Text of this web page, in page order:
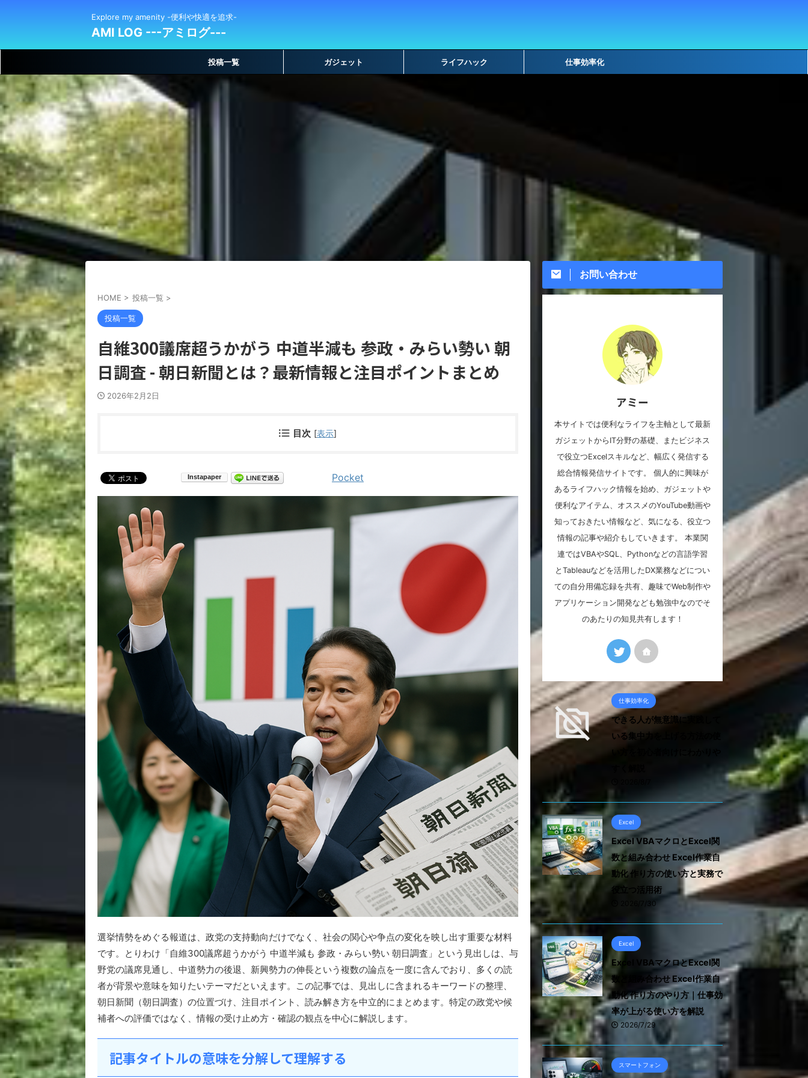
Explore my amenity -便利や快適を追求-
AMI LOG ---アミログ---
投稿一覧 ガジェット ライフハック 仕事効率化
HOME > 投稿一覧 >
投稿一覧
自維300議席超うかがう 中道半減も 参政・みらい勢い 朝
日調査 - 朝日新聞とは？最新情報と注目ポイントまとめ
2026年2月2日
目次 [表示]
Pocket
選挙情勢をめぐる報道は、政党の支持動向だけでなく、社会の関心や争点の変化を映し出す重要な材料
です。とりわけ「自維300議席超うかがう 中道半減も 参政・みらい勢い 朝日調査」という見出しは、与
野党の議席見通し、中道勢力の後退、新興勢力の伸長という複数の論点を一度に含んでおり、多くの読
者が背景や意味を知りたいテーマだといえます。この記事では、見出しに含まれるキーワードの整理、
朝日新聞（朝日調査）の位置づけ、注目ポイント、読み解き方を中立的にまとめます。特定の政党や候
補者への評価ではなく、情報の受け止め方・確認の観点を中心に解説します。
記事タイトルの意味を分解して理解する
お問い合わせ
アミー
本サイトでは便利なライフを主軸として最新
ガジェットからIT分野の基礎、またビジネス
で役立つExcelスキルなど、幅広く発信する
総合情報発信サイトです。 個人的に興味が
あるライフハック情報を始め、ガジェットや
便利なアイテム、オススメのYouTube動画や
知っておきたい情報など、気になる、役立つ
情報の記事や紹介もしていきます。 本業関
連ではVBAやSQL、Pythonなどの言語学習
とTableauなどを活用したDX業務などについ
ての自分用備忘録を共有、趣味でWeb制作や
アプリケーション開発なども勉強中なのでそ
のあたりの知見共有します！
仕事効率化
できる人が無意識に実践して
いる集中力を上げる方法の使
い方を初心者向けにわかりや
Excel
Excel VBAマクロとExcel関
数と組み合わせ Excel作業自
動化 作り方の使い方と実務で
役立つ活用術
2026/7/30
Excel
Excel VBAマクロとExcel関
数と組み合わせ Excel作業自
動化 作り方のやり方｜仕事効
率が上がる使い方を解説
2026/7/29
スマートフォン